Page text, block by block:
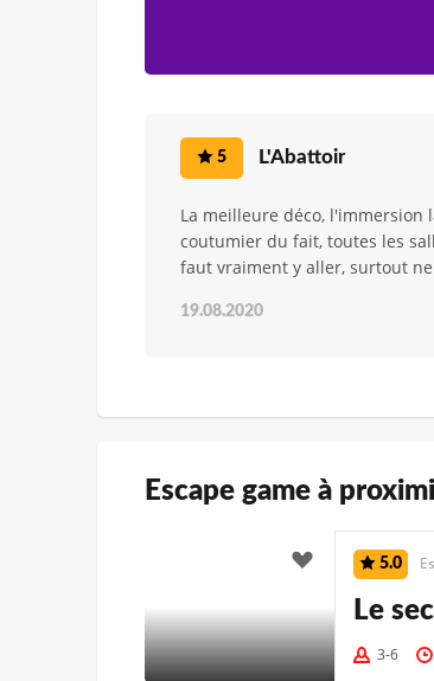
5 L'Abattoir
La meilleure déco, l'immersion
coutumier du fait, toutes les
faut vraiment y aller, surtout
19.08.2020
Escape game à
5.0
Le
3-6